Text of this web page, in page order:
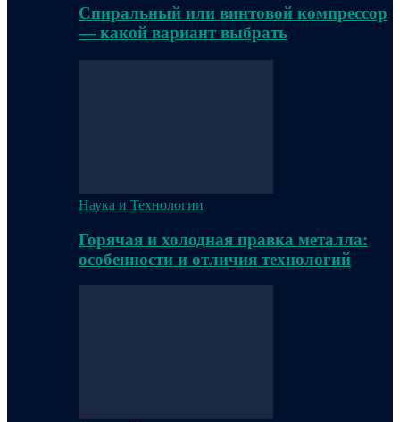
Спиральный или винтовой компрессор
— какой вариант выбрать
Наука и Технологии
Горячая и холодная правка металла:
особенности и отличия технологий